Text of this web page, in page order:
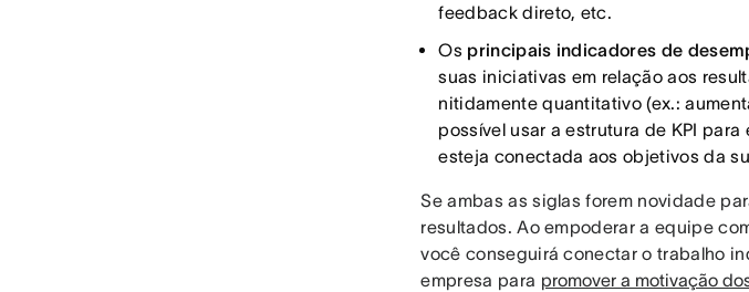
feedback direto, etc.
Os principais indicadores de
suas iniciativas em relação aos
nitidamente quantitativo (ex.:
possível usar a estrutura de KPI
esteja conectada aos objetivos da
Se ambas as siglas forem novidade
resultados. Ao empoderar a equipe
você conseguirá conectar o trabalho
empresa para promover a motivação